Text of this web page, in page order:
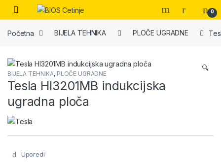
Skip to navigation
Skip to content
Open 0
Početna BIJELA TEHNIKA PLOČE UGRADNE
🔍
BIJELA TEHNIKA, PLOČE UGRADNE
Tesla HI3201MB indukcijska
ugradna ploča
Uporedi